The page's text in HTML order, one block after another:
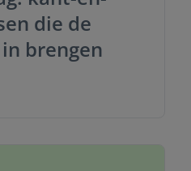
die de
brengen